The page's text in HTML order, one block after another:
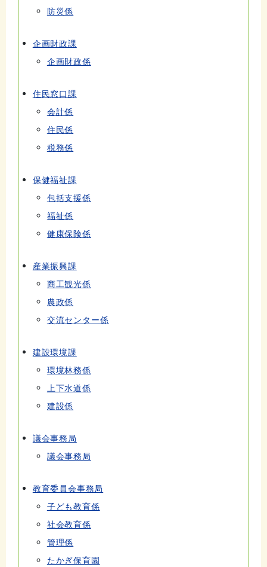
防災係
企画財政課
企画財政係
住民窓口課
会計係
住民係
税務係
保健福祉課
包括支援係
福祉係
健康保険係
産業振興課
商工観光係
農政係
交流センター係
建設環境課
環境林務係
上下水道係
建設係
議会事務局
議会事務局
教育委員会事務局
子ども教育係
社会教育係
管理係
たかぎ保育園